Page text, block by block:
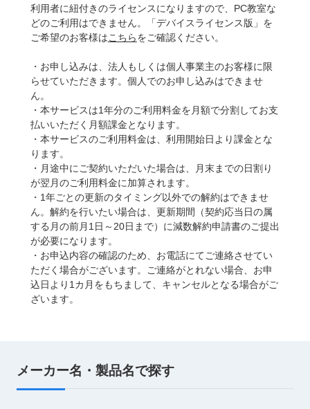
利用者に紐付きのライセンスになりますので、PC教室な
どのご利用はできません。「デバイスライセンス版」を
ご希望のお客様はこちらをご確認ください。
・お申し込みは、法人もしくは個人事業主のお客様に限
らせていただきます。個人でのお申し込みはできませ
ん。
・本サービスは1年分のご利用料金を月額で分割してお支
払いいただく月額課金となります。
・本サービスのご利用料金は、利用開始日より課金とな
ります。
・月途中にご契約いただいた場合は、月末までの日割り
が翌月のご利用料金に加算されます。
・1年ごとの更新のタイミング以外での解約はできませ
ん。解約を行いたい場合は、更新期間（契約応当日の属
する月の前月1日～20日まで）に減数解約申請書のご提出
が必要になります。
・お申込内容の確認のため、お電話にてご連絡させてい
ただく場合がございます。ご連絡がとれない場合、お申
込日より1カ月をもちまして、キャンセルとなる場合がご
ざいます。
メーカー名・製品名で探す